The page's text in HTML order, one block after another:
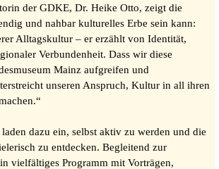
der GDKE, Dr. Heike Otto, zeigt die
und nahbar kulturelles Erbe sein kann:
Alltagskultur – er erzählt von Identität,
Verbundenheit. Dass wir diese
Mainz aufgreifen und
unseren Anspruch, Kultur in all ihren
dazu ein, selbst aktiv zu werden und die
zu entdecken. Begleitend zur
vielfältiges Programm mit Vorträgen,